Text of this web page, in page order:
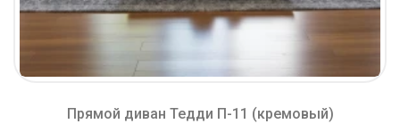
Прямой диван Тедди П-11 (кремовый)